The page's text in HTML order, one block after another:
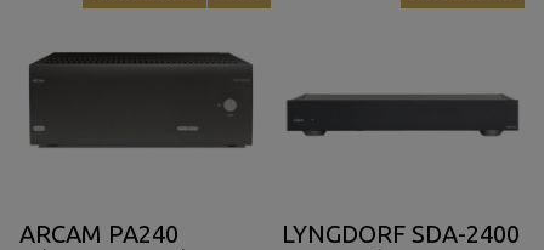
ARCAM PA240
LYNGDORF SDA-2400